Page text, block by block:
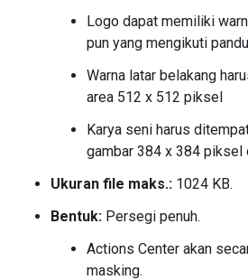
Logo dapat memiliki
pun yang mengikuti
Warna latar belakang
area 512 x 512 piksel
Karya seni harus
gambar 384 x 384 piksel
Ukuran file maks.: 1024 KB.
Bentuk: Persegi penuh.
Actions Center akan
masking.